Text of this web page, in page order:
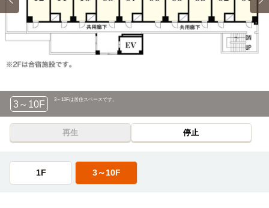
再生 停止
3～10F 3～10Fは居住スペースです。
1F 3～10F